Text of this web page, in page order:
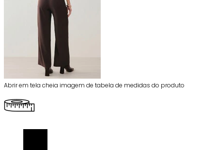
Abrir em tela cheia imagem de tabela de medidas do produto